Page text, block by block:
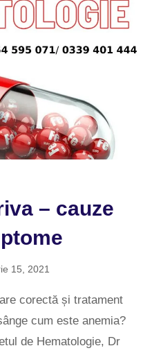
– cauze
15, 2021
corectă și tratament
cum este anemia?
de Hematologie, Dr